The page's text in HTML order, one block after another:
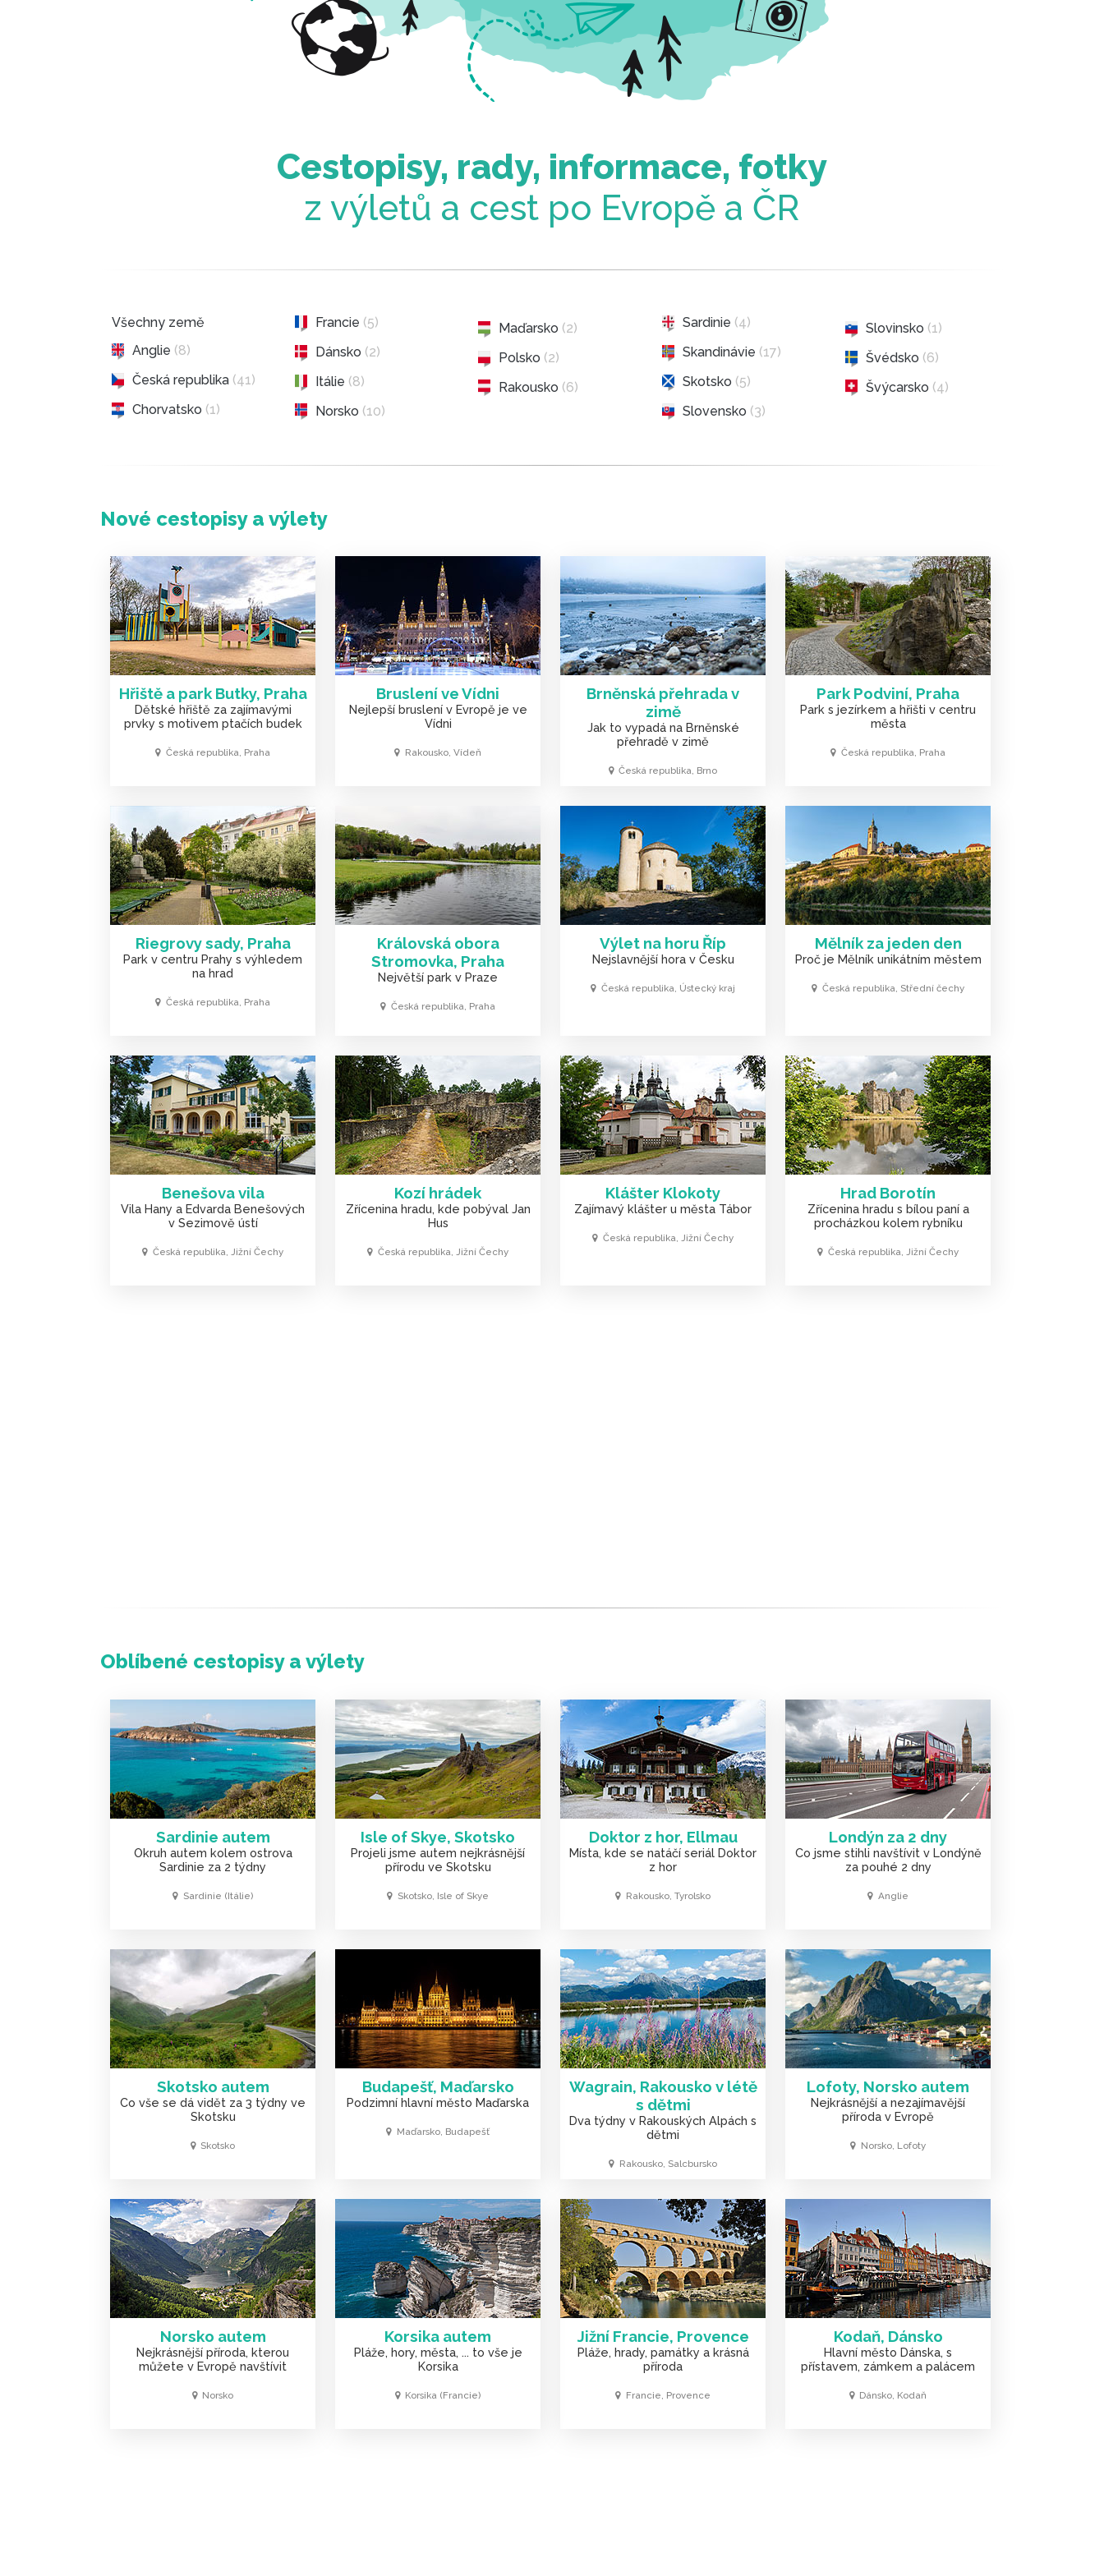
Cestopisy, rady, informace, fotky
z výletů a cest po Evropě a ČR
Všechny země
Anglie (8)
Česká republika (41)
Chorvatsko (1)
Francie (5)
Dánsko (2)
Itálie (8)
Norsko (10)
Maďarsko (2)
Polsko (2)
Rakousko (6)
Sardinie (4)
Skandinávie (17)
Skotsko (5)
Slovensko (3)
Slovinsko (1)
Švédsko (6)
Švýcarsko (4)
Nové cestopisy a výlety
Hřiště a park Butky, Praha
Dětské hřiště za zajímavými
prvky s motivem ptačích budek
Česká republika, Praha
Bruslení ve Vídni
Nejlepší bruslení v Evropě je ve
Vídni
Rakousko, Vídeň
Brněnská přehrada v
zimě
Jak to vypadá na Brněnské
přehradě v zimě
Česká republika, Brno
Park Podviní, Praha
Park s jezírkem a hřišti v centru
města
Česká republika, Praha
Riegrovy sady, Praha
Park v centru Prahy s výhledem
na hrad
Česká republika, Praha
Královská obora
Stromovka, Praha
Největší park v Praze
Česká republika, Praha
Výlet na horu Říp
Nejslavnější hora v Česku
Česká republika, Ústecký kraj
Mělník za jeden den
Proč je Mělník unikátním městem
Česká republika, Střední čechy
Benešova vila
Vila Hany a Edvarda Benešových
v Sezimově ústí
Česká republika, Jižní Čechy
Kozí hrádek
Zřícenina hradu, kde pobýval Jan
Hus
Česká republika, Jižní Čechy
Klášter Klokoty
Zajímavý klášter u města Tábor
Česká republika, Jižní Čechy
Hrad Borotín
Zřícenina hradu s bílou paní a
procházkou kolem rybníku
Česká republika, Jižní Čechy
Oblíbené cestopisy a výlety
Sardinie autem
Okruh autem kolem ostrova
Sardinie za 2 týdny
Sardinie (Itálie)
Isle of Skye, Skotsko
Projeli jsme autem nejkrásnější
přírodu ve Skotsku
Skotsko, Isle of Skye
Doktor z hor, Ellmau
Místa, kde se natáčí seriál Doktor
z hor
Rakousko, Tyrolsko
Londýn za 2 dny
Co jsme stihli navštívit v Londýně
za pouhé 2 dny
Anglie
Skotsko autem
Co vše se dá vidět za 3 týdny ve
Skotsku
Skotsko
Budapešť, Maďarsko
Podzimní hlavní město Maďarska
Maďarsko, Budapešť
Wagrain, Rakousko v létě
s dětmi
Dva týdny v Rakouských Alpách s
dětmi
Rakousko, Salcbursko
Lofoty, Norsko autem
Nejkrásnější a nezajímavější
příroda v Evropě
Norsko, Lofoty
Norsko autem
Nejkrásnější příroda, kterou
můžete v Evropě navštívit
Norsko
Korsika autem
Pláže, hory, města, ... to vše je
Korsika
Korsika (Francie)
Jižní Francie, Provence
Pláže, hrady, památky a krásná
příroda
Francie, Provence
Kodaň, Dánsko
Hlavní město Dánska, s
přístavem, zámkem a palácem
Dánsko, Kodaň